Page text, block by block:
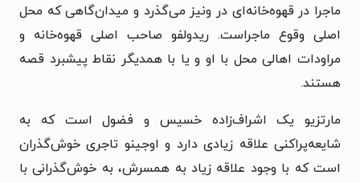
ماجرا در قهوه‌خانه‌ای در ونیز می‌گذرد و میدان‌گاهی که محل
اصلی وقوع ماجراست. ریدولفو صاحب اصلی قهوه‌خانه و
مراودات اهالی محل با او و یا با همدیگر نقاط پیشبرد قصه
هستند.
مارتزیو یک اشراف‌زاده خسیس و فضول است که به
شایعه‌پراکنی علاقه زیادی دارد و اوجینو تاجری خوش‌گذران
است که با وجود علاقه زیاد به همسرش، به خوش‌گذرانی با